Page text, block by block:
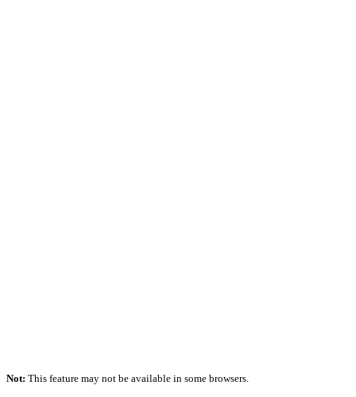
Not: This feature may not be available in some browsers.